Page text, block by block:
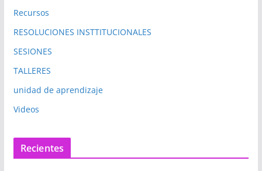
Recursos
RESOLUCIONES INSTTITUCIONALES
SESIONES
TALLERES
unidad de aprendizaje
Videos
Recientes